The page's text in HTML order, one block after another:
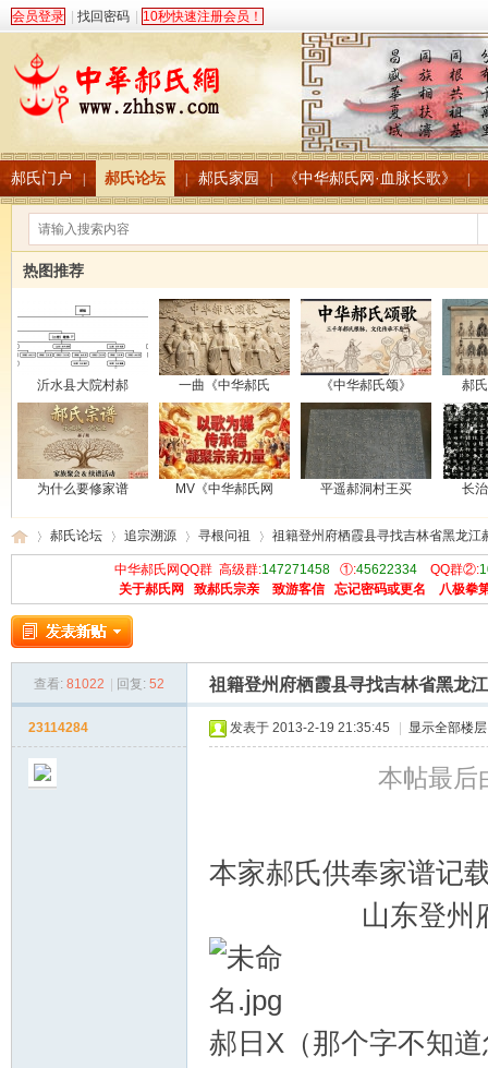
会员登录 找回密码 10秒快速注册会员！
郝氏门户 | 郝氏论坛 郝氏家园 《中华郝氏网·血脉长歌》
热图推荐
沂水县大院村郝 一曲《中华郝氏 《中华郝氏颂》 郝
为什么要修家谱 MV《中华郝氏网 平遥郝洞村王买 长
中 »
郝氏论坛
›
追宗溯源 寻根问祖 祖籍登州府栖霞县寻找吉林省黑龙江
中华郝氏网QQ群 高级群:147271458①:45622334QQ群②:
关于郝氏网
致郝氏宗亲 致游客信 忘记密码或更名 八极拳
查看: 81022 回复: 52 祖籍登州府栖霞县寻找吉林省黑龙
23114284 发表于 2013-2-19 21:35:45 显示全部楼层
本帖最后
本家郝氏供奉家谱记
山东登州府
郝日X（那个字不知